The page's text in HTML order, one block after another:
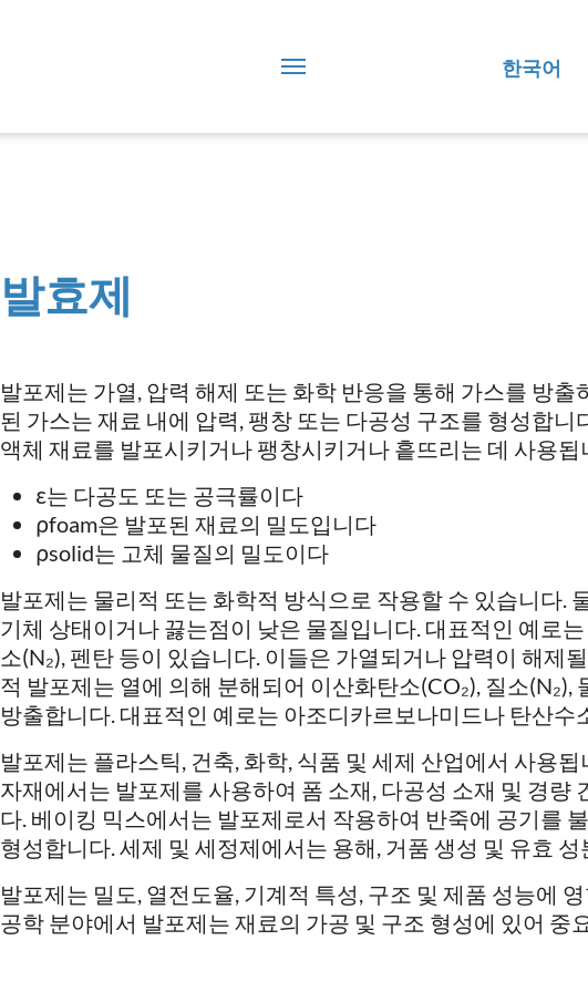
한국어
발효제
발포제는 가열, 압력 해제 또는 화학 반응을 통해 가스를 방출
된 가스는 재료 내에 압력, 팽창 또는 다공성 구조를 형성합니
액체 재료를 발포시키거나 팽창시키거나 흩뜨리는 데 사용됩
ε는 다공도 또는 공극률이다
ρfoam은 발포된 재료의 밀도입니다
ρsolid는 고체 물질의 밀도이다
발포제는 물리적 또는 화학적 방식으로 작용할 수 있습니다.
기체 상태이거나 끓는점이 낮은 물질입니다. 대표적인 예로는
소(N₂), 펜탄 등이 있습니다. 이들은 가열되거나 압력이 해제
적 발포제는 열에 의해 분해되어 이산화탄소(CO₂), 질소(N₂),
방출합니다. 대표적인 예로는 아조디카르보나미드나 탄산수
발포제는 플라스틱, 건축, 화학, 식품 및 세제 산업에서 사용
자재에서는 발포제를 사용하여 폼 소재, 다공성 소재 및 경량
다. 베이킹 믹스에서는 발포제로서 작용하여 반죽에 공기를
형성합니다. 세제 및 세정제에서는 용해, 거품 생성 및 유효
발포제는 밀도, 열전도율, 기계적 특성, 구조 및 제품 성능에
공학 분야에서 발포제는 재료의 가공 및 구조 형성에 있어 중